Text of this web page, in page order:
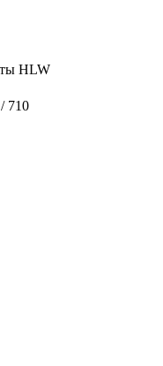
HLW
/ 710